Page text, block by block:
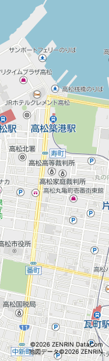
©2026 ZENRIN DataCom
地図データ©2026 ZENRIN